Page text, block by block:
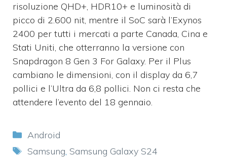
risoluzione QHD+, HDR10+ e luminosità di
picco di 2.600 nit, mentre il SoC sarà l’Exynos
2400 per tutti i mercati a parte Canada, Cina e
Stati Uniti, che otterranno la versione con
Snapdragon 8 Gen 3 For Galaxy. Per il Plus
cambiano le dimensioni, con il display da 6,7
pollici e l’Ultra da 6,8 pollici. Non ci resta che
attendere l’evento del 18 gennaio.
Categorie
Android
Tag
Samsung, Samsung Galaxy S24